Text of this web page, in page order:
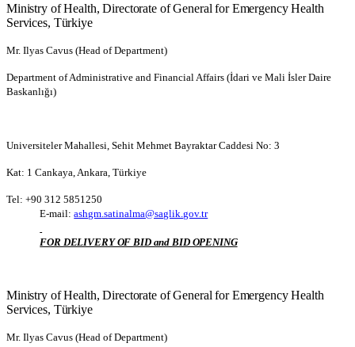
Ministry of Health, Directorate of General for Emergency Health
Services, Türkiye
Mr. Ilyas Cavus (Head of Department)
Department of Administrative and Financial Affairs (İdari ve Mali İsler Daire
Baskanlığı)
Universiteler Mahallesi, Sehit Mehmet Bayraktar Caddesi No: 3
Kat: 1 Cankaya, Ankara, Türkiye
Tel: +90 312 5851250
E-mail:ashgm.satinalma@saglik.gov.tr
FOR DELIVERY OF BID and BID OPENING
Ministry of Health, Directorate of General for Emergency Health
Services, Türkiye
Mr. Ilyas Cavus (Head of Department)